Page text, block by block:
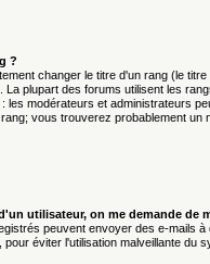
?
changer le titre d'un rang (le
La plupart des forums utilisent les
les modérateurs et administrateurs
vous trouverez probablement
utilisateur, on me demande de
peuvent envoyer des e-mails
éviter l'utilisation malveillante du